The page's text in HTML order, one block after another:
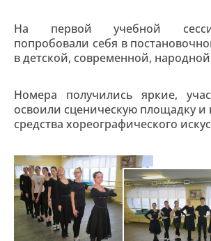
На первой учебной
попробовали себя в
в детской, современной,
Номера получились яркие,
освоили сценическую площадку
средства хореографического